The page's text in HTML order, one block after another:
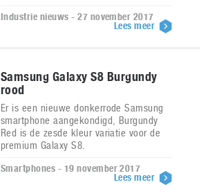
Industrie nieuws - 27 november 2017
Lees meer
Samsung Galaxy S8 Burgundy
rood
Er is een nieuwe donkerrode Samsung
smartphone aangekondigd, Burgundy
Red is de zesde kleur variatie voor de
premium Galaxy S8.
Smartphones - 19 november 2017
Lees meer